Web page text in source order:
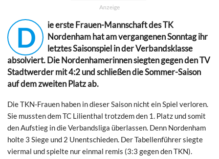
Anzeige
D
ie erste Frauen-Mannschaft des TK
Nordenham hat am vergangenen Sonntag ihr
letztes Saisonspiel in der Verbandsklasse
absolviert. Die Nordenhamerinnen siegten gegen den TV
Stadtwerder mit 4:2 und schließen die Sommer-Saison
auf dem zweiten Platz ab.
Die TKN-Frauen haben in dieser Saison nicht ein Spiel verloren.
Sie mussten dem TC Lilienthal trotzdem den 1. Platz und somit
den Aufstieg in die Verbandsliga überlassen. Denn Nordenham
holte 3 Siege und 2 Unentschieden. Der Tabellenführer siegte
viermal und spielte nur einmal remis (3:3 gegen den TKN).